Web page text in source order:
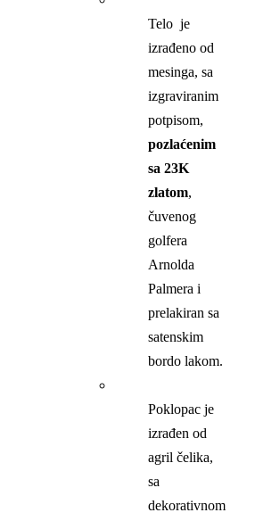
Telo je
izrađeno od
mesinga, sa
izgraviranim
potpisom,
pozlaćenim
sa 23K
zlatom,
čuvenog
golfera
Arnolda
Palmera i
prelakiran sa
satenskim
bordo lakom.
Poklopac je
izrađen od
agril čelika,
sa
dekorativnom